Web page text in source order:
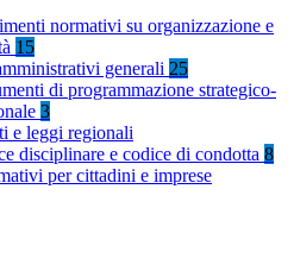
normativi su organizzazione e
15
generali 25
di programmazione strategico-
3
e leggi regionali
disciplinare e codice di condotta 8
per cittadini e imprese